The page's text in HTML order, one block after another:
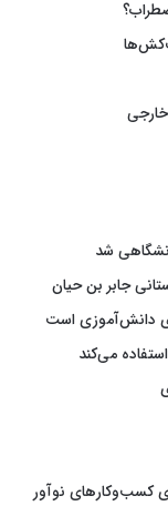
شد
دانش‌آموزی است
می‌کند
کسب‌وکارهای نوآور